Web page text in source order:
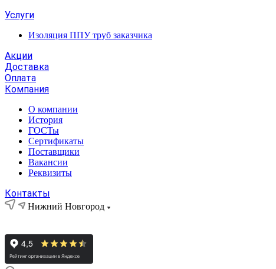
Услуги
Изоляция ППУ труб заказчика
Акции
Доставка
Оплата
Компания
О компании
История
ГОСТы
Сертификаты
Поставщики
Вакансии
Реквизиты
Контакты
Нижний Новгород